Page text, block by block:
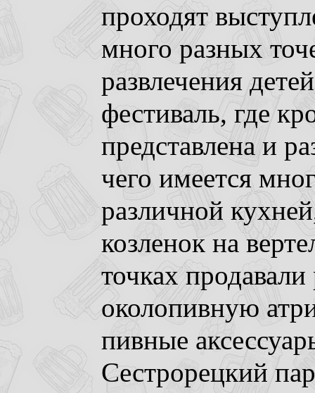
проходят
много разных
развлечения
фестиваль, где
представлена и
чего имеется
различной
козленок на
точках
околопивную
пивные
Сестрорецкий